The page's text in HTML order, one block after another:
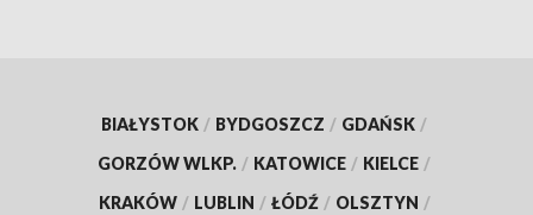
BIAŁYSTOK / BYDGOSZCZ / GDAŃSK /
GORZÓW WLKP. / KATOWICE / KIELCE /
KRAKÓW / LUBLIN / ŁÓDŹ / OLSZTYN /